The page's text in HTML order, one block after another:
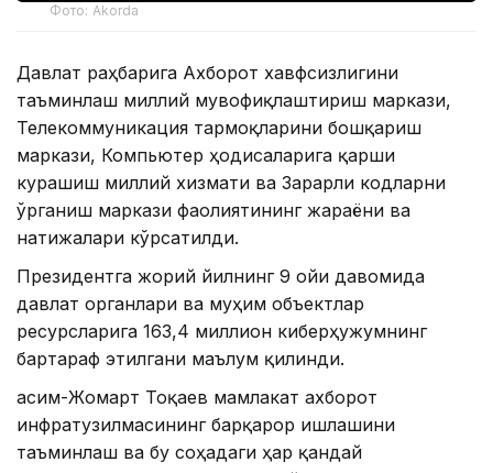
Фото: Akorda
Давлат раҳбарига Ахборот хавфсизлигини
таъминлаш миллий мувофиқлаштириш маркази,
Телекоммуникация тармоқларини бошқариш
маркази, Компьютер ҳодисаларига қарши
курашиш миллий хизмати ва Зарарли кодларни
ўрганиш маркази фаолиятининг жараёни ва
натижалари кўрсатилди.
Президентга жорий йилнинг 9 ойи давомида
давлат органлари ва муҳим объектлар
ресурсларига 163,4 миллион киберҳужумнинг
бартараф этилгани маълум қилинди.
Қасим-Жомарт Тоқаев мамлакат ахборот
инфратузилмасининг барқарор ишлашини
таъминлаш ва бу соҳадаги ҳар қандай